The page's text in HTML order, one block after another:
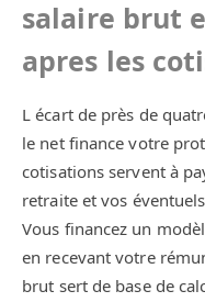
salaire brut
apres les
L écart de près de
le net finance votre
cotisations servent à
retraite et vos
Vous financez un
en recevant votre
brut sert de base de